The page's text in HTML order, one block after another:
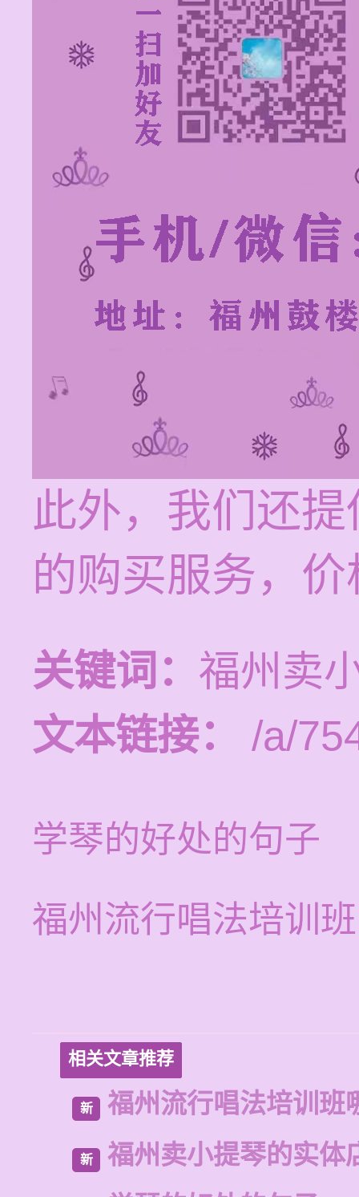
此外，我们还
的购买服务，
关键词： 福州卖
文本链接：
/a/
学琴的好处的句子
福州流行唱法培训
相关文章推荐
新 福州流行唱法培训班
新
福州卖小提琴的实体